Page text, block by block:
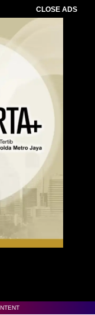
CLOSE ADS